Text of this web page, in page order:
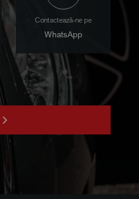
Contactează-ne pe
WhatsApp